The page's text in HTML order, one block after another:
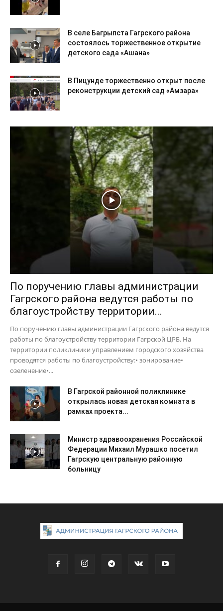
В селе Багрыпста Гагрского района
состоялось торжественное открытие
детского сада «Ашана»
В Пицунде торжественно открыт после
реконструкции детский сад «Амзара»
По поручению главы администрации
Гагрского района ведутся работы по
благоустройству территории...
По поручению главы администрации Гагрского района ведутся
работы по благоустройству территории Гагрской ЦРБ. На
территории поликлиники управлением городского хозяйства
проводятся работы по благоустройству:• зонирование•
озеленение•...
В Гагрской районной поликлинике
открылась новая детская комната в
рамках проекта...
Министр здравоохранения Российской
Федерации Михаил Мурашко посетил
Гагрскую центральную районную
больницу